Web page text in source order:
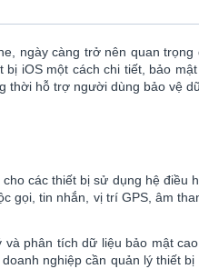
ngày càng trở nên quan
iOS một cách chi tiết, bảo
hỗ trợ người dùng bảo vệ
các thiết bị sử dụng hệ
gọi, tin nhắn, vị trí GPS, âm
và phân tích dữ liệu bảo mật
nghiệp cần quản lý thiết